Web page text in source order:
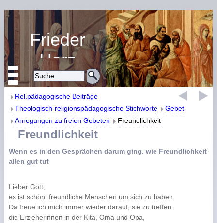
Frieder
Harz
Religiöse Erziehung
und Bildung
Rel.pädagogische Beiträge
Theologisch-religionspädagogische Stichworte
Gebet
Anregungen zu freien Gebeten
Freundlichkeit
Freundlichkeit
Wenn es in den Gesprächen darum ging, wie Freundlichkeit
allen gut tut
Lieber Gott,
es ist schön, freundliche Menschen um sich zu haben.
Da freue ich mich immer wieder darauf, sie zu treffen:
die Erzieherinnen in der Kita, Oma und Opa,